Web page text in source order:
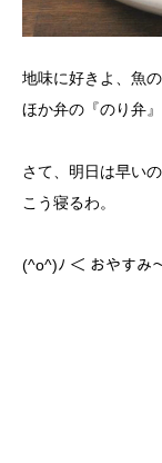
地味に好きよ、魚の
ほか弁の『のり弁
さて、明日は早い
こう寝るわ。
(^o^)ﾉ ＜ おやすみ